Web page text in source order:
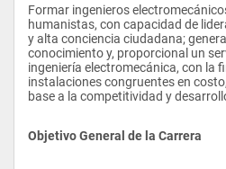
Formar ingenieros
humanistas, con capacidad de
y alta conciencia ciudadana;
conocimiento y, proporcional un
ingeniería electromecánica, con la
instalaciones congruentes en
base a la competitividad y
Objetivo General de la Carrera